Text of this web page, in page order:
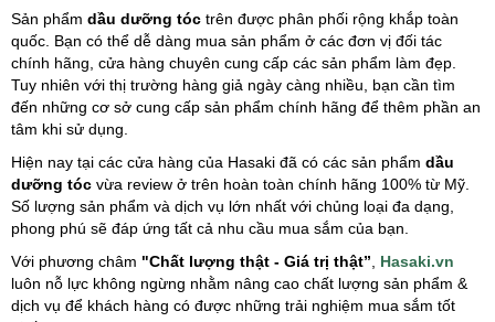
Sản phẩm dầu dưỡng tóc trên được phân phối rộng khắp toàn
quốc. Bạn có thể dễ dàng mua sản phẩm ở các đơn vị đối tác
chính hãng, cửa hàng chuyên cung cấp các sản phẩm làm đẹp.
Tuy nhiên với thị trường hàng giả ngày càng nhiều, bạn cần tìm
đến những cơ sở cung cấp sản phẩm chính hãng để thêm phần an
tâm khi sử dụng.
Hiện nay tại các cửa hàng của Hasaki đã có các sản phẩm dầu
dưỡng tóc vừa review ở trên hoàn toàn chính hãng 100% từ Mỹ.
Số lượng sản phẩm và dịch vụ lớn nhất với chủng loại đa dạng,
phong phú sẽ đáp ứng tất cả nhu cầu mua sắm của bạn.
Với phương châm "Chất lượng thật - Giá trị thật”
Hasaki.vn
luôn nỗ lực không ngừng nhằm nâng cao chất lượng sản phẩm &
dịch vụ để khách hàng có được những trải nghiệm mua sắm tốt